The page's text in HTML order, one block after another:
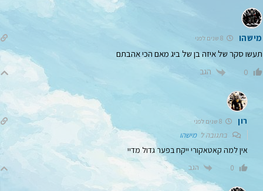
מישהו 8 שנים לפני
תעשו סקר של איזה בן של ביג מאם הכי אהבתם
0 הגב
רון 8 שנים לפני
בתגובה למישהו
אין למה קאטאקורי ייקח בפער גדול מדיי
0 הגב